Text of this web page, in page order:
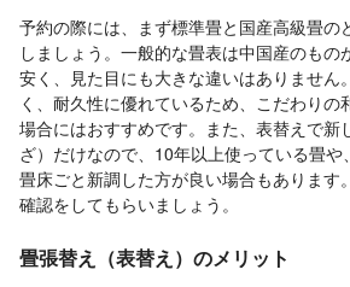
予約の際には、まず標準畳と国産高級畳の
しましょう。一般的な畳表は中国産のもの
安く、見た目にも大きな違いはありません
く、耐久性に優れているため、こだわりの
場合にはおすすめです。また、表替えで新
ざ）だけなので、10年以上使っている畳
畳床ごと新調した方が良い場合もあります
確認をしてもらいましょう。
畳張替え（表替え）のメリット